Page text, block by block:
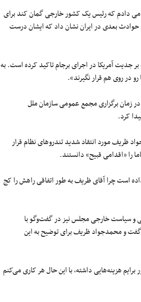
می دادم که رئیس یک کشور خارجی گمان کند برای
بعدی در ایران نشان داد که ایشان درست
جدیت آمریکا در اجرای برجام تاکید کرده است.به
در روی هم قرار نگیرند».
زمان برگزاری مجمع عمومی سازمان ملل
کرد.
ظریف مورد انتقاد شدید تندروهای نظام قرار
را «اقدامی قبیح» دانستند.
است چرا آقای ظریف به طور اتفاقی راهش را کج
و سیاست خارجی مجلس نیز در گفت‌وگو با
گفت ومحمدجواد ظریف برای توضیح به این
هزینه‌‌هایی داشته، با این حال هر کاری می‌کنم